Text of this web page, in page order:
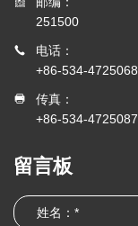
251500
电话：
+86-534-4725068
传真：
+86-534-4725087
留言板